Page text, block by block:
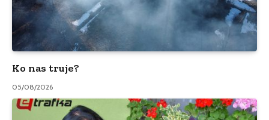
Ko nas truje?
05/08/2026